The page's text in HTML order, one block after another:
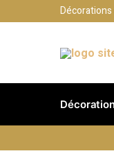
Décorations